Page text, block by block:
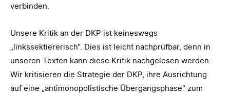
verbinden.
Unsere Kritik an der DKP ist keineswegs
„linkssektiererisch“. Dies ist leicht nachprüfbar, denn in
unseren Texten kann diese Kritik nachgelesen werden.
Wir kritisieren die Strategie der DKP, ihre Ausrichtung
auf eine „antimonopolistische Übergangsphase“ zum